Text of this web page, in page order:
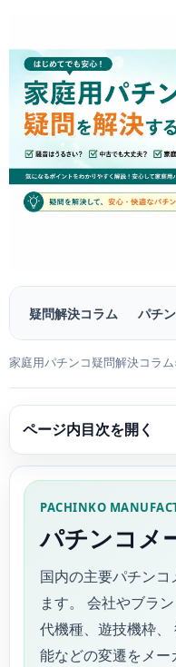
疑問解決コラム パチ
家庭用パチンコ疑問解決コラム
ページ内目次を開く
PACHINKO
パチンコメ
国内の主要パチン
ます。 会社やブラ
代機種、遊技機枠
能などの変遷をメー